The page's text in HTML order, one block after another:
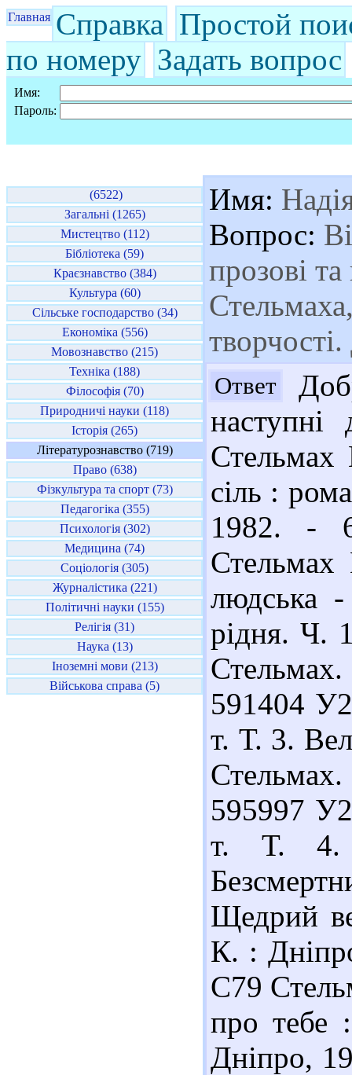
Главная Справка Простой
по номеру Задать вопрос
Имя:
Пароль:
(6522)
Загальні (1265)
Мистецтво (112)
Бібліотека (59)
Краєзнавство (384)
Культура (60)
Сільське господарство (34)
Економіка (556)
Мовознавство (215)
Техніка (188)
Філософія (70)
Природничі науки (118)
Історія (265)
Літературознавство (719)
Право (638)
Фізкультура та спорт (73)
Педагогіка (355)
Психологія (302)
Медицина (74)
Соціологія (305)
Журналістика (221)
Політичні науки (155)
Релігія (31)
Наука (13)
Іноземні мови (213)
Військова справа (5)
Имя:
Вопрос:
прозові
Ответ
сіль :
1982. -
людська
рідня. Ч.
591404
т. Т. 3.
595997
т. Т. 4.
Щедрий
К. :
С79
про
Дніпро,